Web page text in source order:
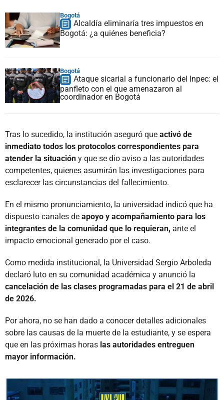
Bogotá
Alcaldía eliminaría tres impuestos en
Bogotá: ¿a quiénes beneficia?
Bogotá
Ataque sicarial a funcionario del Inpec: el
panfleto con el que amenazaron al
coordinador en Bogotá
Tras lo sucedido, la institución aseguró que activó de
inmediato todos los protocolos correspondientes para
atender la situación y que se dio aviso a las autoridades
competentes, quienes asumirán las investigaciones para
esclarecer las circunstancias del fallecimiento.
En el mismo pronunciamiento, la universidad indicó que ha
dispuesto canales de apoyo y acompañamiento para los
integrantes de la comunidad que lo requieran, ante el
impacto emocional generado por el caso.
Como medida institucional, la Universidad Sergio Arboleda
declaró luto en su comunidad académica y anunció la
cancelación de las clases programadas para el 21 de abril
de 2026.
Por ahora, no se han dado a conocer detalles adicionales
sobre las causas de la muerte de la estudiante, y se espera
que en las próximas horas las autoridades entreguen
mayor información.